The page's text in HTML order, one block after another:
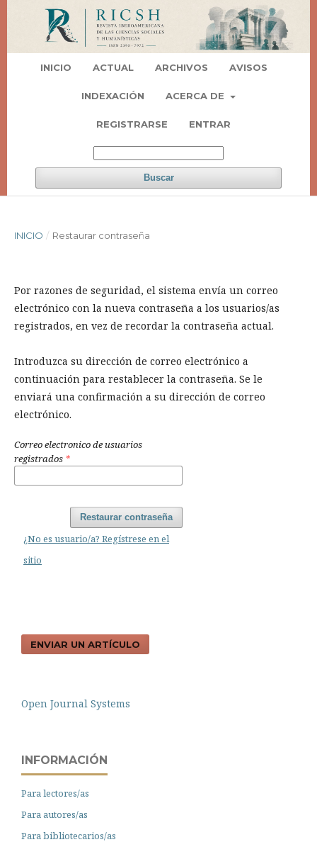
INICIO ACTUAL ARCHIVOS AVISOS
INDEXACIÓN ACERCA DE
REGISTRARSE ENTRAR
Buscar
INICIO / Restaurar contraseña
Por razones de seguridad, el sistema envía un correo
electrónico con la nueva contraseña a los usuarios/as
registrados, en vez de recordar la contraseña actual.
Introduzca su dirección de correo electrónico a
continuación para restablecer la contraseña. Se le
enviará una confirmación a su dirección de correo
electrónico.
Correo electronico de usuarios
registrados *
Restaurar contraseña
¿No es usuario/a? Regístrese en el
sitio
ENVIAR UN ARTÍCULO
Open Journal Systems
INFORMACIÓN
Para lectores/as
Para autores/as
Para bibliotecarios/as